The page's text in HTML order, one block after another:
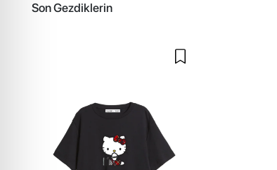
Son Gezdiklerin